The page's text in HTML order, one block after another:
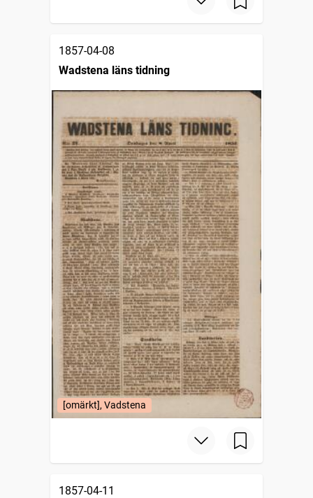
1857-04-08
Wadstena läns tidning
[omärkt], Vadstena
1857-04-11